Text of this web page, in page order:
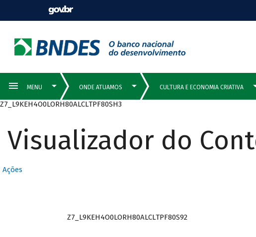
Z7_L9KEH4O0LORH80ALCLTPF80SH3
Visualizador do
Ações
Z7_L9KEH4O0LORH80ALCLTPF80S92